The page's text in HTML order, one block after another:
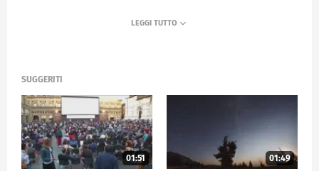
SUGGERITI
01:51 01:49